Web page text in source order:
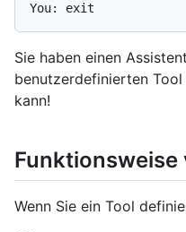
Sie haben einen
benutzerdefinierten
kann!
Funktionsweise
Wenn Sie ein Tool